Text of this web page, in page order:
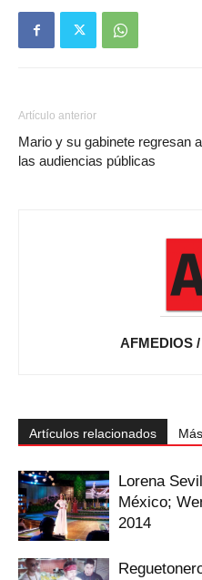
Artículo anterior
Mario y su gabinete regresan a
las audiencias públicas
AFMEDIOS
Artículos relacionados
Lorena
México;
2014